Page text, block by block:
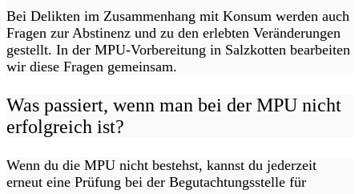
Bei Delikten im Zusammenhang mit Konsum werden auch
Fragen zur Abstinenz und zu den erlebten Veränderungen
gestellt. In der MPU-Vorbereitung in Salzkotten bearbeiten
wir diese Fragen gemeinsam.
Was passiert, wenn man bei der MPU nicht
erfolgreich ist?
Wenn du die MPU nicht bestehst, kannst du jederzeit
erneut eine Prüfung bei der Begutachtungsstelle für